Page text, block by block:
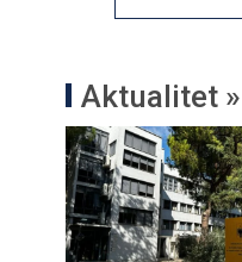
Aktualitet »